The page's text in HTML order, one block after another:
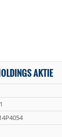
AKTIE